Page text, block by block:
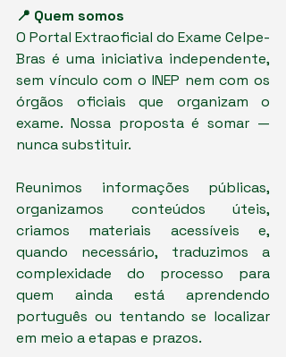
📍 Quem somos
O Portal Extraoficial do Exame Celpe-
Bras é uma iniciativa independente,
sem vínculo com o INEP nem com os
órgãos oficiais que organizam o
exame. Nossa proposta é somar —
nunca substituir.
Reunimos informações públicas,
organizamos conteúdos úteis,
criamos materiais acessíveis e,
quando necessário, traduzimos a
complexidade do processo para
quem ainda está aprendendo
português ou tentando se localizar
em meio a etapas e prazos.